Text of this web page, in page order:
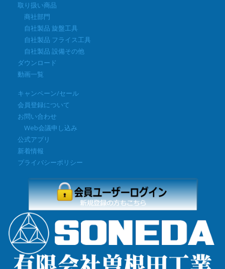
取り扱い商品
商社部門
自社製品 旋盤工具
自社製品 フライス工具
自社製品 設備その他
ダウンロード
動画一覧
キャンペーン/セール
会員登録について
お問い合わせ
Web会議申し込み
公式アプリ
新着情報
プライバシーポリシー